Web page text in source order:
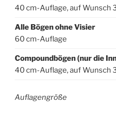
40 cm-Auflage, auf Wunsch
Alle Bögen ohne Visier
60 cm-Auflage
Compoundbögen (nur die
40 cm-Auflage, auf Wunsch
Auflagengröße